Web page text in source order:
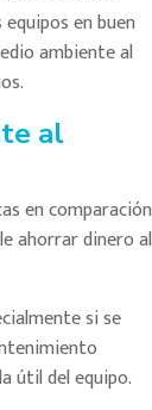
en buen
ambiente al
al
en comparación
ahorrar dinero al
si se
útil del equipo.